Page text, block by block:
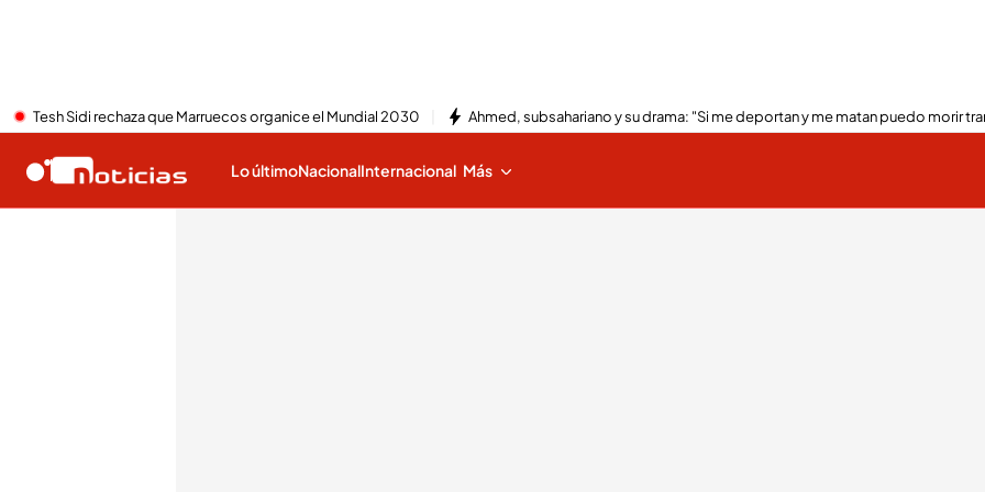
Tesh Sidi rechaza que Marruecos organice el Mundial 2030 Ahmed, subsahariano y su drama: "Si me deportan y me matan puedo morir
Lo últimoNacionalInternacional Más